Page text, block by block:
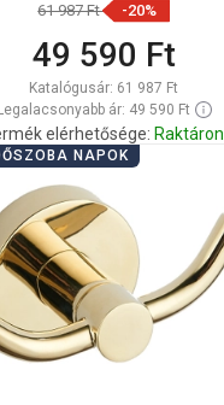
61 987 Ft -20%
49 590 Ft
Katalógusár: 61 987 Ft
Legalacsonyabb ár: 49 590 Ft
elérhetősége: Raktáron
favorite_border
Hasonlítsa
össze
NAPOK